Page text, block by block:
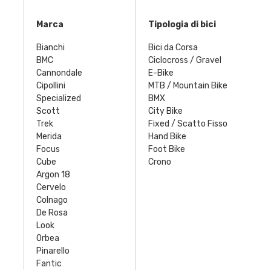
Marca
Bianchi
BMC
Cannondale
Cipollini
Specialized
Scott
Trek
Merida
Focus
Cube
Argon 18
Cervelo
Colnago
De Rosa
Look
Orbea
Pinarello
Fantic
Tipologia di bici
Bici da Corsa
Ciclocross / Gravel
E-Bike
MTB / Mountain Bike
BMX
City Bike
Fixed / Scatto Fisso
Hand Bike
Foot Bike
Crono